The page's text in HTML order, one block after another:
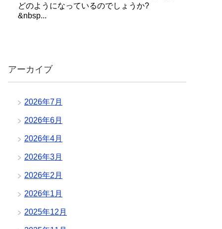
どのようになっているのでしょうか?
&nbsp...
アーカイブ
2026年7月
2026年6月
2026年4月
2026年3月
2026年2月
2026年1月
2025年12月